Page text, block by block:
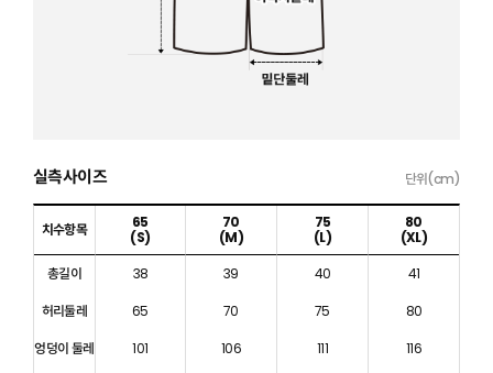
실측사이즈 단위(cm)
치수항목
65
(S)
70
(M)
75
(L)
80
(XL)
총길이
38 39 40
41
허리둘레
65 70 75
80
엉덩이 둘레
101 106 111
116